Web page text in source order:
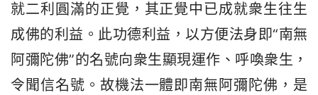
就二利圓滿的正覺，其正覺中已成就衆生往生
成佛的利益。此功德利益，以方便法身即“南無
阿彌陀佛”的名號向衆生顯現運作、呼喚衆生，
令聞信名號。故機法一體即南無阿彌陀佛，是